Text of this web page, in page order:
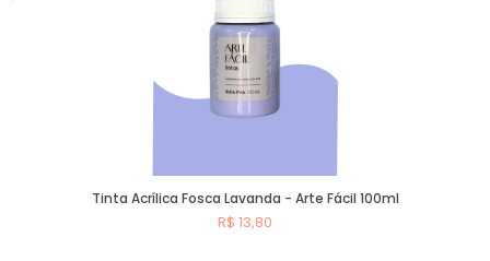
Tinta Acrílica Fosca Lavanda - Arte Fácil 100ml
R$ 13,80